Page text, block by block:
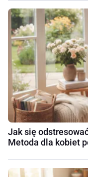
Jak się
Metoda dla kobiet